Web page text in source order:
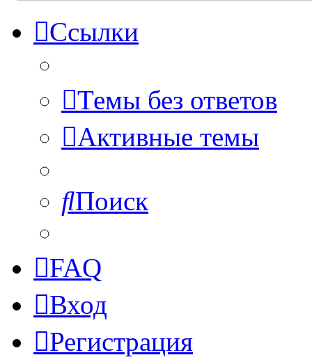
Ссылки
Темы без ответов
Активные темы
Поиск
FAQ
Вход
Регистрация